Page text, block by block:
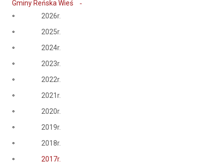
Gminy Reńska Wieś
2026r.
2025r.
2024r.
2023r.
2022r.
2021r.
2020r.
2019r.
2018r.
2017r.